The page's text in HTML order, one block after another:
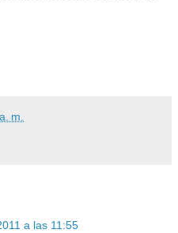
m.
a las 11:55